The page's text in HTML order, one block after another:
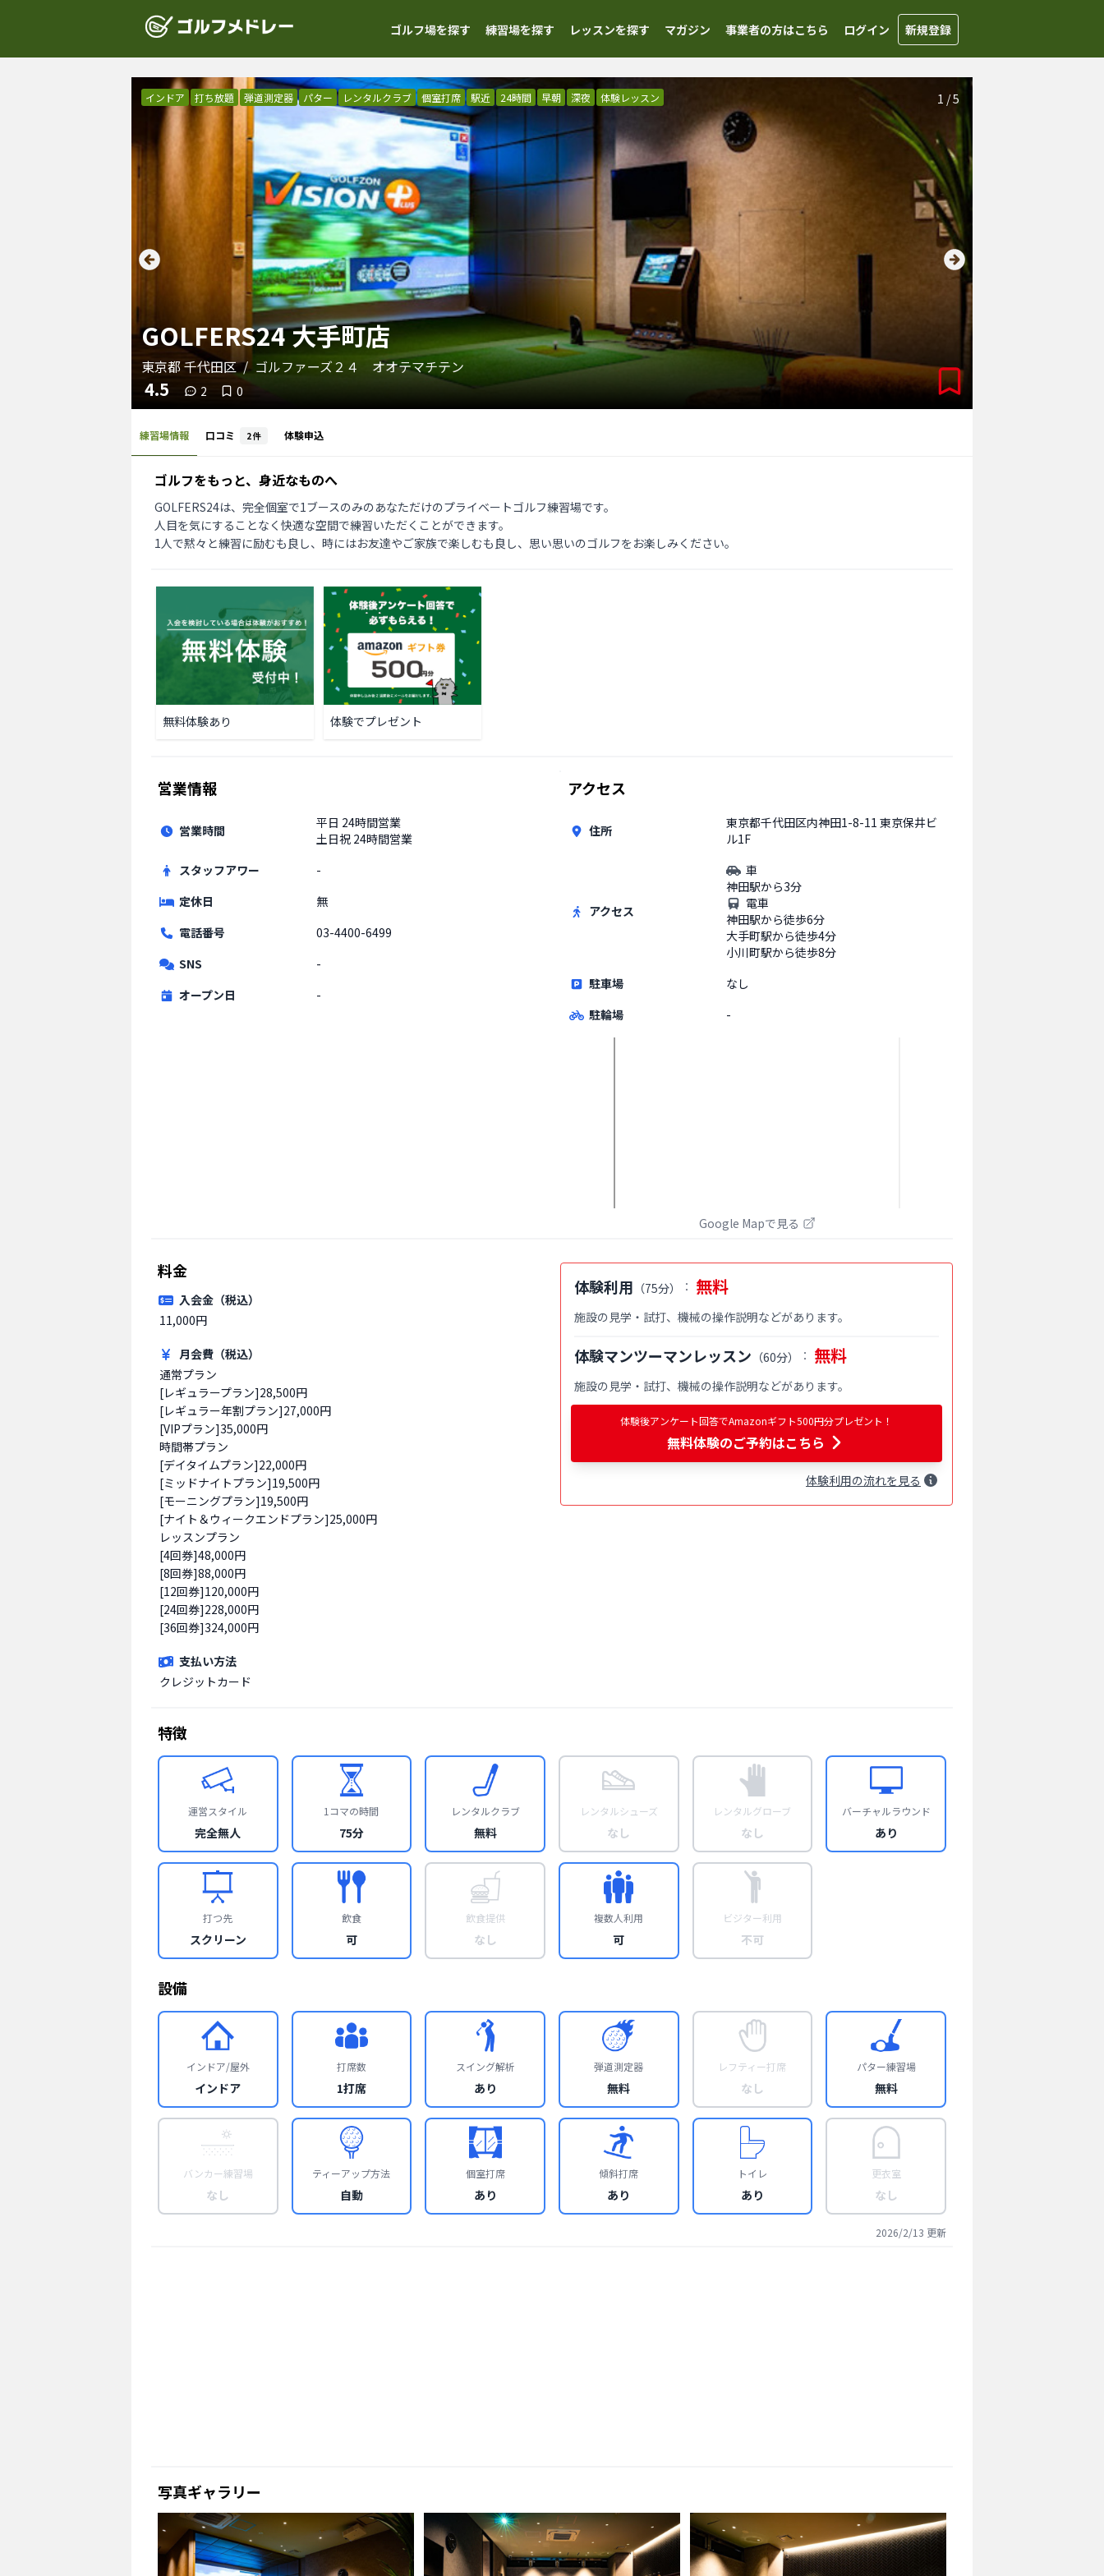
ゴルフ場を探す 練習場を探す レッスンを探す マガジン 事業者の方はこちら ログイン 新規登録
1 /5
インドア 打ち放題 弾道測定器 パター レンタルクラブ 個室打席 駅近 24時間 早朝 深夜 体験レッスン
GOLFERS24 大手町店
東京都千代田区 / ゴルファーズ２４ オオテマチテン
4.5 2 0
練習場情報 口コミ 2件 体験申込
ゴルフをもっと、身近なものへ
GOLFERS24は、完全個室で1ブースのみのあなただけのプライベートゴルフ練習場です。
人目を気にすることなく快適な空間で練習いただくことができます。
1人で黙々と練習に励むも良し、時にはお友達やご家族で楽しむも良し、思い思いのゴルフをお楽しみください。
無料体験あり 体験でプレゼント
営業情報
営業時間 平日 24時間営業
土日祝 24時間営業
スタッフアワー
-
定休日
無
電話番号
03-4400-6499
SNS
-
オープン日
-
アクセス
住所
東京都千代田区内神田1-8-11 東京保井ビ
ル1F
アクセス
車
神田駅から3分
電車
神田駅から徒歩6分
大手町駅から徒歩4分
小川町駅から徒歩8分
駐車場
なし
駐輪場
-
Google Mapで見る
料金
入会金（税込）
11,000円
月会費（税込）
通常プラン
[レギュラープラン]28,500円
[レギュラー年割プラン]27,000円
[VIPプラン]35,000円
時間帯プラン
[デイタイムプラン]22,000円
[ミッドナイトプラン]19,500円
[モーニングプラン]19,500円
[ナイト＆ウィークエンドプラン]25,000円
レッスンプラン
[4回券]48,000円
[8回券]88,000円
[12回券]120,000円
[24回券]228,000円
[36回券]324,000円
支払い方法
クレジットカード
体験利用 （75分） ： 無料
施設の見学・試打、機械の操作説明などがあります。
体験マンツーマンレッスン （60分） ： 無料
施設の見学・試打、機械の操作説明などがあります。
体験後アンケート回答でAmazonギフト500円分プレゼント！
無料体験のご予約はこちら
体験利用の流れを見る
特徴
運営スタイル
完全無人
1コマの時間
75分
レンタルクラブ
無料
レンタルシューズ
なし
レンタルグローブ
なし
バーチャルラウンド
あり
打つ先
スクリーン
飲食
可
飲食提供
なし
複数人利用
可
ビジター利用
不可
設備
インドア/屋外
インドア
打席数
1打席
スイング解析
あり
弾道測定器
無料
レフティー打席
なし
パター練習場
無料
バンカー練習場
なし
ティーアップ方法
自動
個室打席
あり
傾斜打席
あり
トイレ
あり
更衣室
なし
2026/2/13 更新
写真ギャラリー